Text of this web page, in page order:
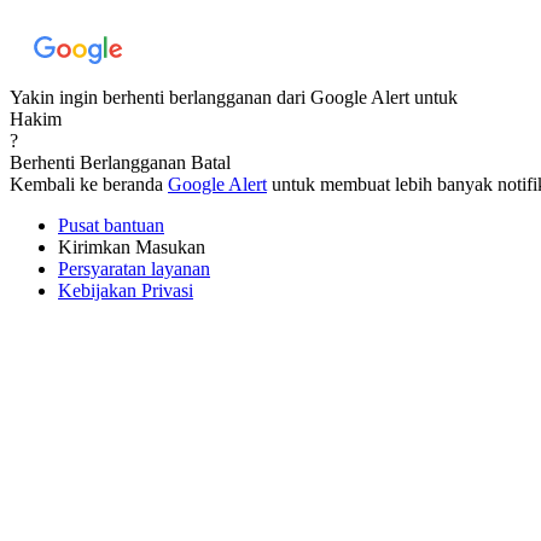
Yakin ingin berhenti berlangganan dari Google Alert untuk
Hakim
?
Berhenti Berlangganan Batal
Kembali ke beranda Google Alert untuk membuat lebih banyak
Pusat bantuan
Kirimkan Masukan
Persyaratan layanan
Kebijakan Privasi